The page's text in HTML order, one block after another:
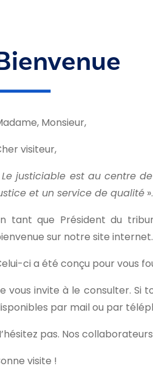
Monsieur,
visiteur,
Le justiciable est au centre
et un service de qualité ».
tant que Président du
sur notre site internet.
ci a été conçu pour vous
vous invite à le consulter. Si
par mail ou par
pas. Nos
visite !